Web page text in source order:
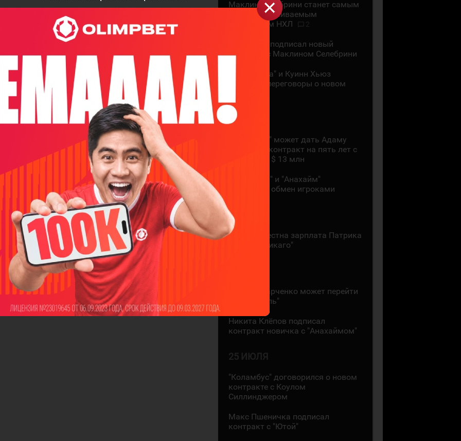
Маклин Селебрини станет самым
высокооплачиваемым
хоккеистом НХЛ
"Сан-Хосе" подписал новый
контракт с Маклином Селебрини
"Миннесота" и Куинн Хьюз
проведут переговоры о новом
28 ИЮЛЯ
"Коламбус" может дать Адаму
Фантилли контракт на пять лет с
зарплатой $ 13 млн
"Монреаль" и "Анахайм"
произвели обмен игроками
27 ИЮЛЯ
Стала известна зарплата Патрика
Кейна в "Чикаго"
Кирилл Марченко может перейти
в "Монреаль"
Никита Клёпов подписал
контракт новичка с "Анахаймом"
25 ИЮЛЯ
"Коламбус" договорился о новом
контракте с Коулом
Силлинджером
Макс Пшеничка подписал
контракт с "Ютой"